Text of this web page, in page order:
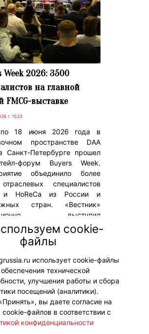
Week 2026: 3500
на главной
FMCG-выставке
г. 15:23
18 июня 2026 года в
пространстве DAA
Санкт-Петербурге прошел
форум Buyers Week.
объединило более
специалистов
и HoReCa из России и
стран. «Вестник»
выступил
партнером
На мероприятии
весенний выпуск
cookie-
файлы
использует cookie-файлы
технической
улучшения работы и сбора
посещений (аналитики).
вы даете согласие на
cookie-файлов в соответствии с
конфиденциальности